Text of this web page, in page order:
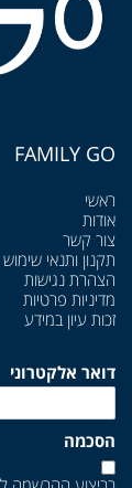
FAMILY GO
ראשי
אודות
צור קשר
תקנון ותנאי שימוש
הצהרת נגישות
מדיניות פרטיות
זכות עיון במידע
דואר אלקטרוני
הסכמה